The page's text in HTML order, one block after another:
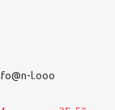
l.ooo